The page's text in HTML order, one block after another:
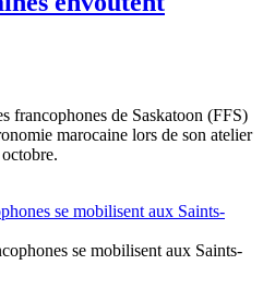
francophones de Saskatoon (FFS)
marocaine lors de son atelier
se mobilisent aux Saints-